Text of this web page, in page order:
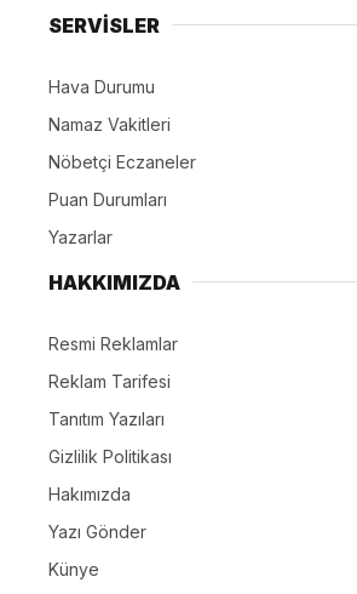
SERVİSLER
Hava Durumu
Namaz Vakitleri
Nöbetçi Eczaneler
Puan Durumları
Yazarlar
HAKKIMIZDA
Resmi Reklamlar
Reklam Tarifesi
Tanıtım Yazıları
Gizlilik Politikası
Hakımızda
Yazı Gönder
Künye